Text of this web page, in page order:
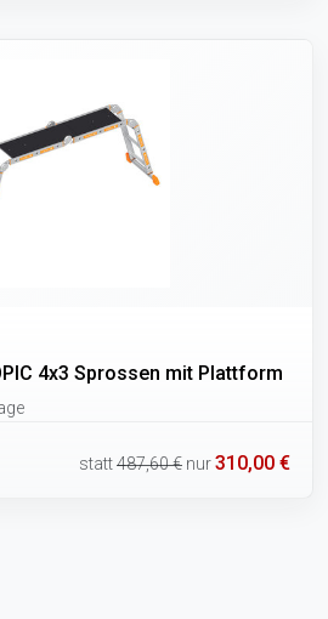
4x3 Sprossen mit Plattform
statt487,60 € nur310,00 €